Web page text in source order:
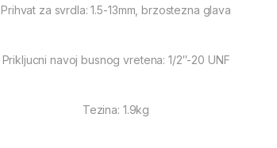
Prihvat za svrdla: 1.5-13mm, brzostezna glava
Prikljucni navoj busnog vretena: 1/2″-20 UNF
Tezina: 1.9kg